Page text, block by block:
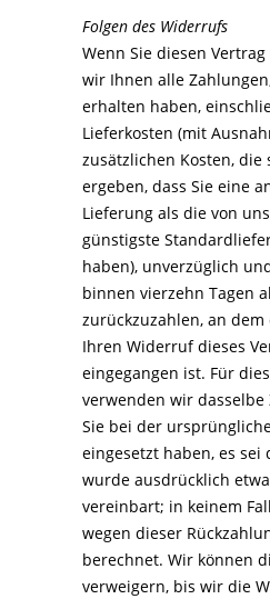
Folgen des Widerrufs
Wenn Sie diesen
wir Ihnen alle
erhalten haben,
Lieferkosten (mit
zusätzlichen Kosten, die
ergeben, dass Sie eine
Lieferung als die von
günstigste
haben), unverzüglich
binnen vierzehn Tagen
zurückzuzahlen, an
Ihren Widerruf dieses
eingegangen ist. Für
verwenden wir
Sie bei der
eingesetzt haben, es sei
wurde ausdrücklich
vereinbart; in keinem
wegen dieser
berechnet. Wir können
verweigern, bis wir die